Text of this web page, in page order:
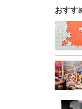
おすす